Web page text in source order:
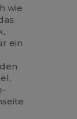
wie
ein